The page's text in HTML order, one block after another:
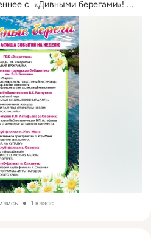
с  «Дивными берегами»! ...
1 класс